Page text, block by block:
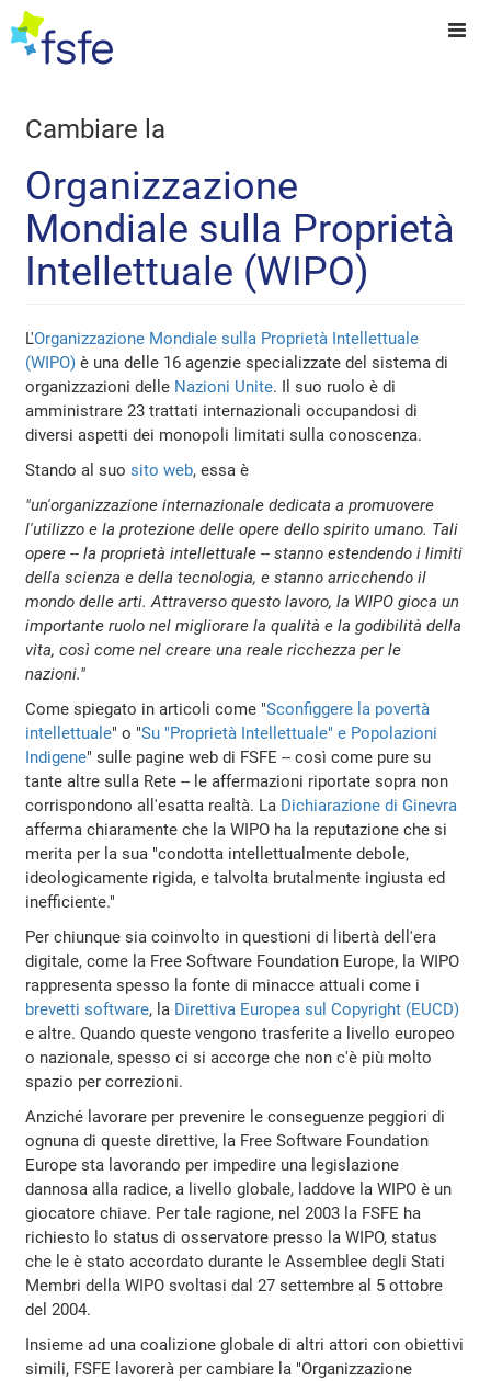
Cambiare la
Organizzazione
Mondiale sulla Proprietà
Intellettuale (WIPO)
L'Organizzazione Mondiale sulla Proprietà Intellettuale
(WIPO) è una delle 16 agenzie specializzate del sistema di
organizzazioni delle Nazioni Unite. Il suo ruolo è di
amministrare 23 trattati internazionali occupandosi di
diversi aspetti dei monopoli limitati sulla conoscenza.
Stando al suosito web, essa è
"un'organizzazione internazionale dedicata a promuovere
l'utilizzo e la protezione delle opere dello spirito umano. Tali
opere -- la proprietà intellettuale -- stanno estendendo i limiti
della scienza e della tecnologia, e stanno arricchendo il
mondo delle arti. Attraverso questo lavoro, la WIPO gioca un
importante ruolo nel migliorare la qualità e la godibilità della
vita, così come nel creare una reale ricchezza per le
nazioni."
Come spiegato in articoli come "Sconfiggere la povertà
intellettuale" o "Su "Proprietà Intellettuale" e Popolazioni
Indigene" sulle pagine web di FSFE -- così come pure su
tante altre sulla Rete -- le affermazioni riportate sopra non
corrispondono all'esatta realtà. La Dichiarazione di Ginevra
afferma chiaramente che la WIPO ha la reputazione che si
merita per la sua "condotta intellettualmente debole,
ideologicamente rigida, e talvolta brutalmente ingiusta ed
inefficiente."
Per chiunque sia coinvolto in questioni di libertà dell'era
digitale, come la Free Software Foundation Europe, la WIPO
rappresenta spesso la fonte di minacce attuali come i
brevetti software, la Direttiva Europea sul Copyright (EUCD)
e altre. Quando queste vengono trasferite a livello europeo
o nazionale, spesso ci si accorge che non c'è più molto
spazio per correzioni.
Anziché lavorare per prevenire le conseguenze peggiori di
ognuna di queste direttive, la Free Software Foundation
Europe sta lavorando per impedire una legislazione
dannosa alla radice, a livello globale, laddove la WIPO è un
giocatore chiave. Per tale ragione, nel 2003 la FSFE ha
richiesto lo status di osservatore presso la WIPO, status
che le è stato accordato durante le Assemblee degli Stati
Membri della WIPO svoltasi dal 27 settembre al 5 ottobre
del 2004.
Insieme ad una coalizione globale di altri attori con obiettivi
simili, FSFE lavorerà per cambiare la "Organizzazione